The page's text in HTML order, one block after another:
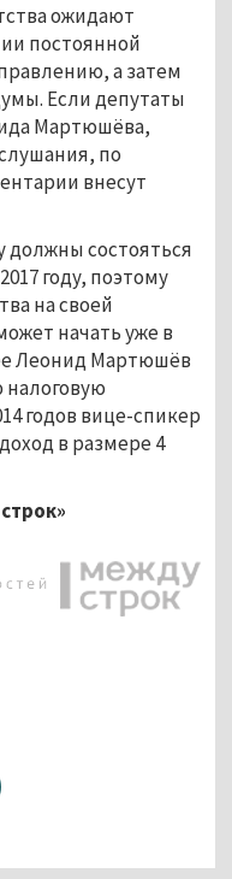
ожидают
постоянной
а затем
Если депутаты
Мартюшёва,
по
внесут
состояться
году, поэтому
на своей
начать уже в
Леонид Мартюшёв
налоговую
годов вице-спикер
в размере 4